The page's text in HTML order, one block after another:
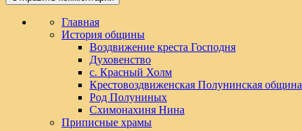
Главная
История общины
Воздвижение креста Господня
Духовенство
с. Красный Холм
Крестовоздвиженская Полунинская община
Род Полуниных
Схимонахиня Нина
Приписные храмы